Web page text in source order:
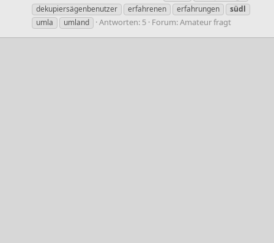
dekupiersägenbenutzer
erfahrenen erfahrungen
südl
umla
umland Antworten: 5 Forum:Amateur fragt